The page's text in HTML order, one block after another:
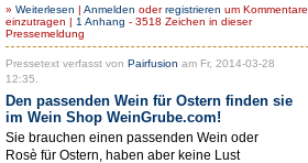
» Weiterlesen | Anmelden oderregistrieren um Kommentare
einzutragen | 1 Anhang - 3518 Zeichen in dieser
Pressemeldung
Pressetext verfasst von Pairfusion am Fr, 2014-03-28
12:35.
Den passenden Wein für Ostern finden sie
im Wein Shop WeinGrube.com!
Sie brauchen einen passenden Wein oder
Rosè für Ostern, haben aber keine Lust